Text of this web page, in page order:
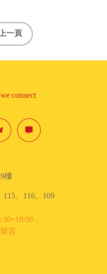
一頁
connect
樓
115、116、109
，
言